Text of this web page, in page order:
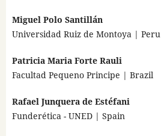
Miguel Polo Santillán
Universidad Ruiz de Montoya | Peru
Patricia Maria Forte Rauli
Facultad Pequeno Principe | Brazil
Rafael Junquera de Estéfani
Funderética - UNED | Spain